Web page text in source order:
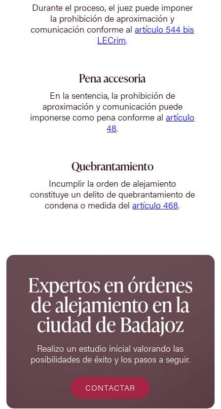
Durante el proceso, el juez puede imponer
la prohibición de aproximación y
comunicación conforme alartículo 544 bis
LECrim.
Pena accesoria
En la sentencia, la prohibición de
aproximación y comunicación puede
imponerse como pena conforme alartículo
48.
Quebrantamiento
Incumplir la orden de alejamiento
constituye un delito de quebrantamiento de
condena o medida delartículo 468.
Expertos en órdenes
de alejamiento en la
ciudad de Badajoz
Realizo un estudio inicial valorando las
posibilidades de éxito y los pasos a seguir.
CONTACTAR